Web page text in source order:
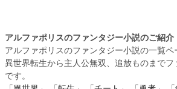
アルファポリスのファンタジー小説のご紹介
アルファポリスのファンタジー小説の一覧ペ
異世界転生から主人公無双、追放ものまで
です。